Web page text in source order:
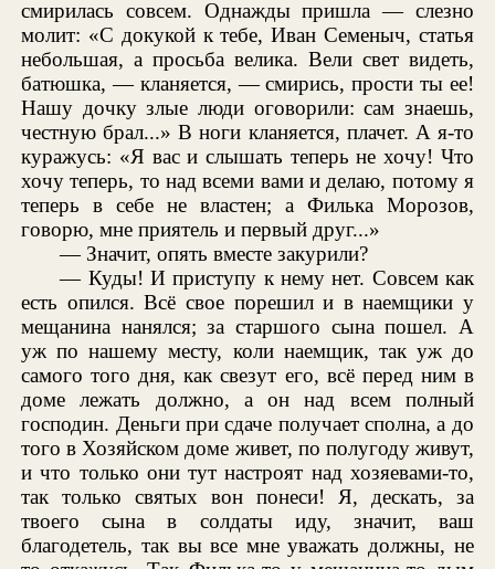
смирилась совсем. Однажды пришла — слезно
молит: «С докукой к тебе, Иван Семеныч, статья
небольшая, а просьба велика. Вели свет видеть,
батюшка, — кланяется, — смирись, прости ты ее!
Нашу дочку злые люди оговорили: сам знаешь,
честную брал...» В ноги кланяется, плачет. А я-то
куражусь: «Я вас и слышать теперь не хочу! Что
хочу теперь, то над всеми вами и делаю, потому я
теперь в себе не властен; а Филька Морозов,
говорю, мне приятель и первый друг...»
— Значит, опять вместе закурили?
— Куды! И приступу к нему нет. Совсем как
есть опился. Всё свое порешил и в наемщики у
мещанина нанялся; за старшого сына пошел. А
уж по нашему месту, коли наемщик, так уж до
самого того дня, как свезут его, всё перед ним в
доме лежать должно, а он над всем полный
господин. Деньги при сдаче получает сполна, а до
того в Хозяйском доме живет, по полугоду живут,
и что только они тут настроят над хозяевами-то,
так только святых вон понеси! Я, дескать, за
твоего сына в солдаты иду, значит, ваш
благодетель, так вы все мне уважать должны, не